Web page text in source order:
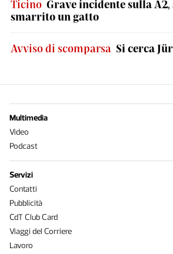
Ticino Grave incidente sulla A2,
smarrito un gatto
Avviso di scomparsa Si cerca
Multimedia
Video
Podcast
Servizi
Contatti
Pubblicità
CdT Club Card
Viaggi del Corriere
Lavoro